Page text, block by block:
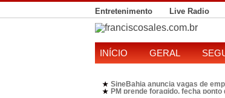
Entretenimento Live Radio
INÍCIO GERAL
★ SineBahia anuncia vagas de
★ PM prende foragido, fecha